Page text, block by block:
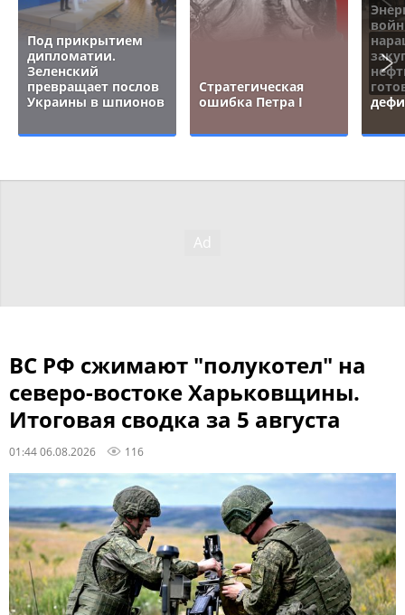
Под прикрытием
дипломатии.
Зеленский
превращает послов
Украины в шпионов
Стратегическая
ошибка Петра I
ВС РФ сжимают "полукотел" на
северо-востоке Харьковщины.
Итоговая сводка за 5 августа
01:44 06.08.2026 116